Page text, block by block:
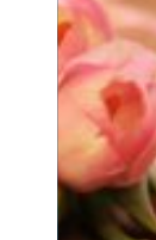
garden
its
vibrant
touch of
charm to